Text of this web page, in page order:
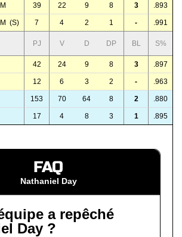
39 22 9 8 3 .893
(S) 7 4 2 1 - .991
PJ V D DP BL S%
42 24 9 8 3 .897
12 6 3 2 - .963
153 70 64 8 2 .880
17 4 8 3 1 .895
FAQ
Nathaniel Day
a repêché
Day ?